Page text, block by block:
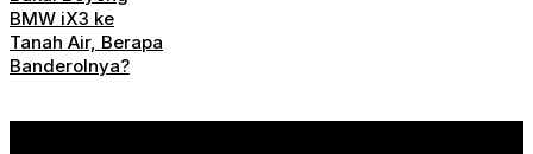
BMW iX3 ke
Tanah Air, Berapa
Banderolnya?